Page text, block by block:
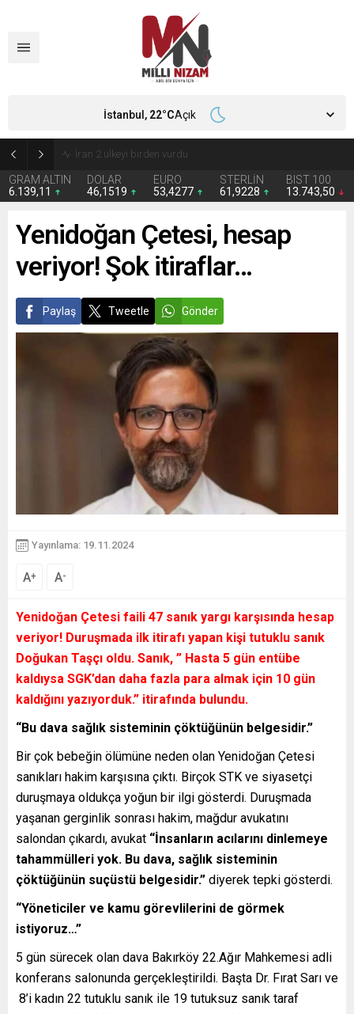
İran 2 ülkeyi birden vurdu
GRAM ALTIN
6.139,11
DOLAR
46,1519
EURO
53,4277
STERLİN
61,9228
BIST 100
13.743,50
İstanbul, 22°CAçık
Yenidoğan Çetesi, hesap
veriyor! Şok itiraflar…
Paylaş Tweetle Gönder
Yayınlama: 19.11.2024
A+ A-
Yenidoğan Çetesi faili 47 sanık yargı karşısında hesap
veriyor! Duruşmada ilk itirafı yapan kişi tutuklu sanık
Doğukan Taşçı oldu. Sanık, ” Hasta 5 gün entübe
kaldıysa SGK’dan daha fazla para almak için 10 gün
kaldığını yazıyorduk.” itirafında bulundu.
“Bu dava sağlık sisteminin çöktüğünün belgesidir.”
Bir çok bebeğin ölümüne neden olan Yenidoğan Çetesi
sanıkları hakim karşısına çıktı. Birçok STK ve siyasetçi
duruşmaya oldukça yoğun bir ilgi gösterdi. Duruşmada
yaşanan gerginlik sonrası hakim, mağdur avukatını
salondan çıkardı, avukat “İnsanların acılarını dinlemeye
tahammülleri yok. Bu dava, sağlık sisteminin
çöktüğünün suçüstü belgesidir.” diyerek tepki gösterdi.
“Yöneticiler ve kamu görevlilerini de görmek
istiyoruz…”
5 gün sürecek olan dava Bakırköy 22.Ağır Mahkemesi adli
konferans salonunda gerçekleştirildi. Başta Dr. Fırat Sarı ve
8’i kadın 22 tutuklu sanık ile 19 tutuksuz sanık taraf